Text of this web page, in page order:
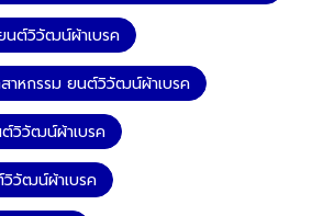
นต์วิวัฒน์ผ้าเบรค
าหกรรม ยนต์วิวัฒน์ผ้าเบรค
วิวัฒน์ผ้าเบรค
วัฒน์ผ้าเบรค